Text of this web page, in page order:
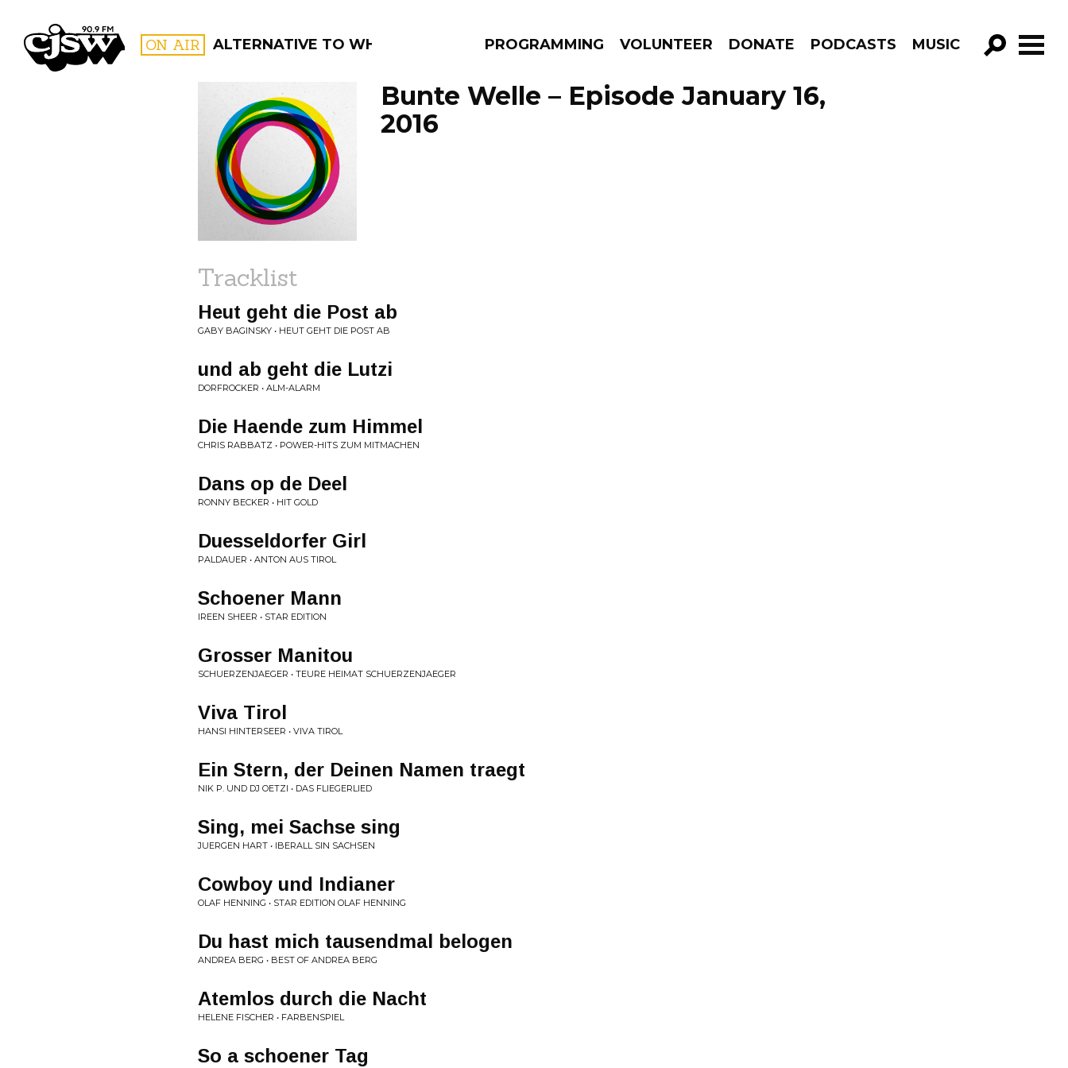
CJSW ON AIR ALTERNATIVE TO WHAT? PROGRAMMING VOLUNTEER DONATE PODCASTS MUSIC
GO!
FILTER BY:
PROGRAMS
Bunte Welle – Episode January 16,
2016
Tracklist
Heut geht die Post ab
GABY BAGINSKY • HEUT GEHT DIE POST AB
und ab geht die Lutzi
DORFROCKER • ALM-ALARM
Die Haende zum Himmel
CHRIS RABBATZ • POWER-HITS ZUM MITMACHEN
Dans op de Deel
RONNY BECKER • HIT GOLD
Duesseldorfer Girl
PALDAUER • ANTON AUS TIROL
Schoener Mann
IREEN SHEER • STAR EDITION
Grosser Manitou
SCHUERZENJAEGER • TEURE HEIMAT SCHUERZENJAEGER
Viva Tirol
HANSI HINTERSEER • VIVA TIROL
Ein Stern, der Deinen Namen traegt
NIK P. UND DJ OETZI • DAS FLIEGERLIED
Sing, mei Sachse sing
JUERGEN HART • IBERALL SIN SACHSEN
Cowboy und Indianer
OLAF HENNING • STAR EDITION OLAF HENNING
Du hast mich tausendmal belogen
ANDREA BERG • BEST OF ANDREA BERG
Atemlos durch die Nacht
HELENE FISCHER • FARBENSPIEL
So a schoener Tag